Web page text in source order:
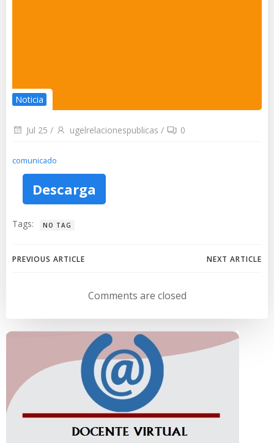
Noticia
Jul 25 / ugelrelacionespublicas / 0
comunicado
Descarga
Tags: NO TAG
Navegación
entradas
PREVIOUS ARTICLE
Navegación
de
entradas
NEXT ARTICLE
Comments are closed